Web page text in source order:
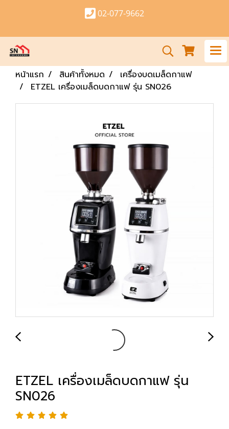
02-077-9662
หน้าแรก สินค้าทั้งหมด
เครื่องบดเมล็ดกาแฟ
ETZEL เครื่องเมล็ดบดกาแฟ รุ่น SN026
ETZEL เครื่องเมล็ดบดกาแฟ รุ่น
SN026